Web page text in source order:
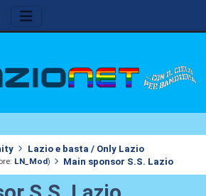
Lazio e basta / Only Lazio
LN_Mod) Main sponsor S.S. Lazio